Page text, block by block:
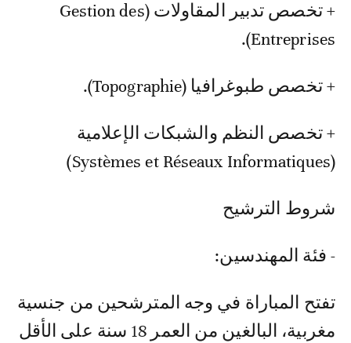
+ تخصص تدبير المقاولات (Gestion des
Entreprises).
+ تخصص طبوغرافيا (Topographie).
+ تخصص النظم والشبكات الإعلامية
(Systèmes et Réseaux Informatiques)
شروط الترشيح
- فئة المهندسين:
تفتح المباراة في وجه المترشحين من جنسية
مغربية، البالغين من العمر 18 سنة على الأقل